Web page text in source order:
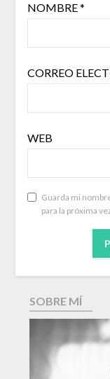
NOMBRE*
CORREO
WEB
Guarda mi
para la próxima
SOBRE MÍ